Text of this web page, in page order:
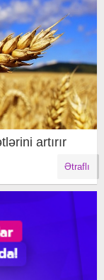
artırır
Ətraflı